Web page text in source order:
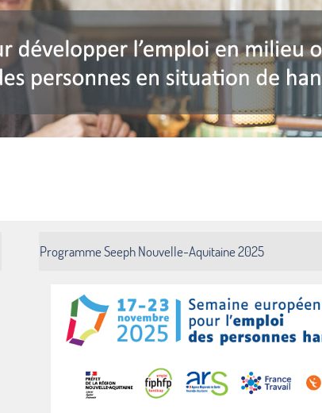
Programme Seeph Nouvelle-Aquitaine 2025